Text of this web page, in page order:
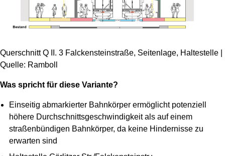
Querschnitt Q II. 3 Falckensteinstraße, Seitenlage, Haltestelle |
Quelle: Ramboll
Was spricht für diese Variante?
Einseitig abmarkierter Bahnkörper ermöglicht potenziell
höhere Durchschnittsgeschwindigkeit als auf einem
straßenbündigen Bahnkörper, da keine Hindernisse zu
erwarten sind